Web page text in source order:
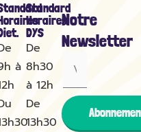
à
Standard
Horaires
DYS
De
8h30
à 12h
De
13h30
Notre
Newsletter